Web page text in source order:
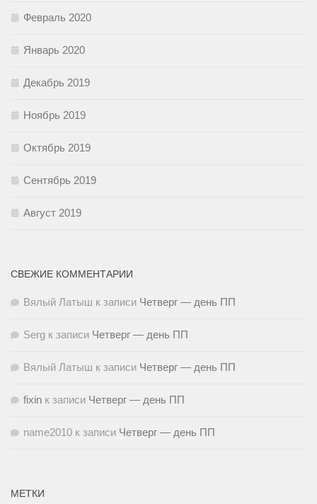
Февраль 2020
Январь 2020
Декабрь 2019
Ноябрь 2019
Октябрь 2019
Сентябрь 2019
Август 2019
СВЕЖИЕ КОММЕНТАРИИ
Вялый Латыш к записи Четверг — день ПП
Serg к записи Четверг — день ПП
Вялый Латыш к записи Четверг — день ПП
fixin к записи Четверг — день ПП
name2010 к записи Четверг — день ПП
МЕТКИ